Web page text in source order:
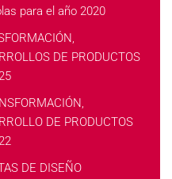
para el año 2020
DE PRODUCTOS
DE PRODUCTOS
DE DISEÑO